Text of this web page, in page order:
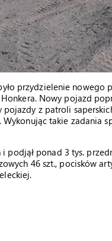
przydzielenie nowego
Honkera. Nowy pojazd
z patroli
takie zadania
podjął ponad 3 tys.
46 szt., pocisków